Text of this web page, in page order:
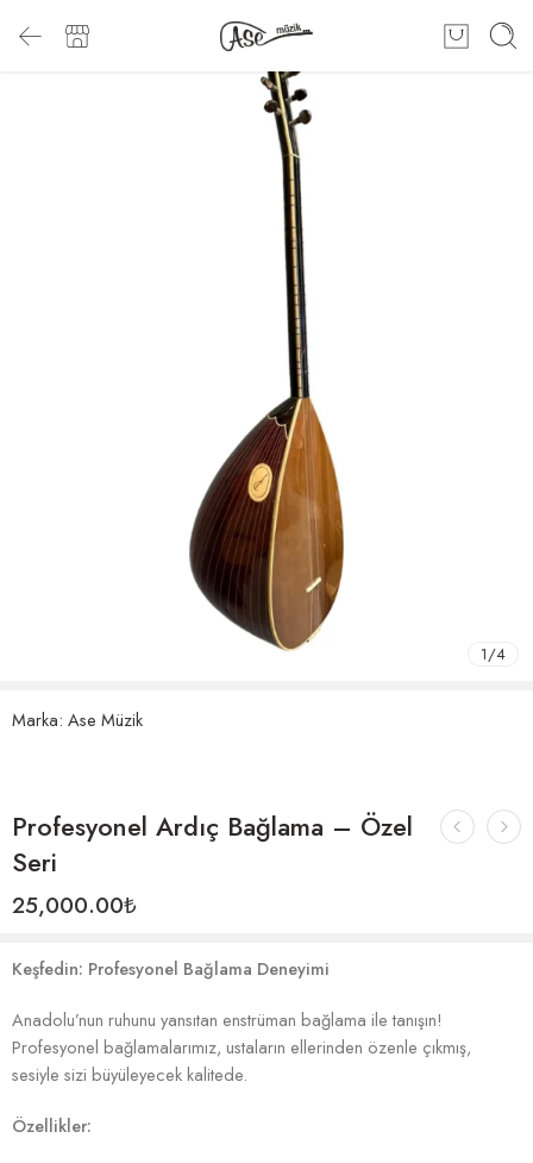
1/4
Marka: Ase Müzik
Profesyonel Ardıç Bağlama – Özel
Seri
25,000.00₺
Keşfedin: Profesyonel Bağlama Deneyimi
Anadolu’nun ruhunu yansıtan enstrüman bağlama ile tanışın!
Profesyonel bağlamalarımız, ustaların ellerinden özenle çıkmış,
sesiyle sizi büyüleyecek kalitede.
Özellikler: